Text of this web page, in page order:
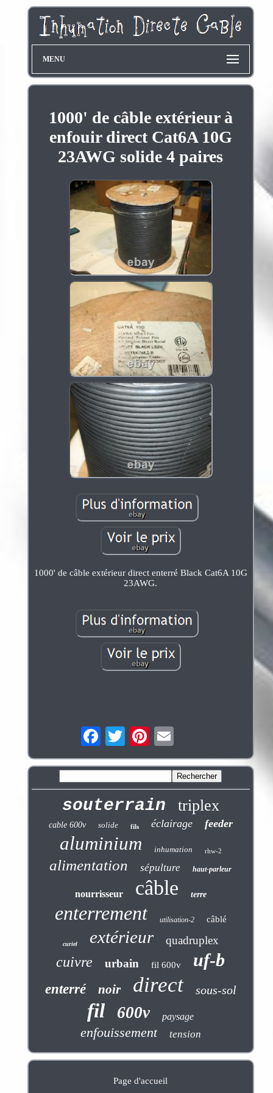
MENU
1000' de câble extérieur à
enfouir direct Cat6A 10G
23AWG solide 4 paires
1000' de câble extérieur direct enterré Black Cat6A 10G
23AWG.
souterrain triplex
cable 600v solide fils éclairage feeder
aluminium inhumation rhw-2
alimentation sépulture haut-parleur
nourrisseur câble terre
enterrement utilisation-2 câblé
curiel extérieur quadruplex
cuivre urbain fil 600v uf-b
enterré noir direct sous-sol
fil 600v paysage
enfouissement tension
Page d'accueil